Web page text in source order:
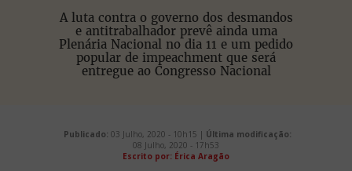
A luta contra o governo dos desmandos
e antitrabalhador prevê ainda uma
Plenária Nacional no dia 11 e um pedido
popular de impeachment que será
entregue ao Congresso Nacional
Publicado: 03 Julho, 2020 - 10h15 | Última modificação:
08 Julho, 2020 - 17h53
Escrito por: Érica Aragão